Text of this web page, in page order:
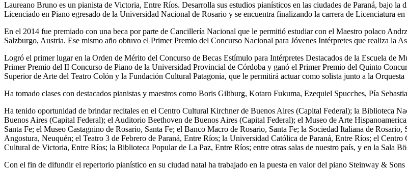
Laureano Bruno es un pianista de Victoria, Entre Ríos. Desarrolla sus estudios pianísticos en las ciudades de Paraná, bajo
Licenciado en Piano egresado de la Universidad Nacional de Rosario y se encuentra finalizando la carrera de Licenciatura
En el 2014 fue premiado con una beca por parte de Cancillería Nacional que le permitió estudiar con el Maestro polaco
Salzburgo, Austria. Ese mismo año obtuvo el Primer Premio del Concurso Nacional para Jóvenes Intérpretes que realiza la
Logró el primer lugar en la Orden de Mérito del Concurso de Becas Estímulo para Intérpretes Destacados de la Escuela de
Primer Premio del II Concurso de Piano de la Universidad Provincial de Córdoba y ganó el Primer Premio del Quinto
Superior de Arte del Teatro Colón y la Fundación Cultural Patagonia, que le permitirá actuar como solista junto a la
Ha tomado clases con destacados pianistas y maestros como Boris Giltburg, Kotaro Fukuma, Ezequiel Spucches, Pía
Ha tenido oportunidad de brindar recitales en el Centro Cultural Kirchner de Buenos Aires (Capital Federal); la Biblioteca
Buenos Aires (Capital Federal); el Auditorio Beethoven de Buenos Aires (Capital Federal); el Museo de Arte
Santa Fe; el Museo Castagnino de Rosario, Santa Fe; el Banco Macro de Rosario, Santa Fe; la Sociedad Italiana de
Angostura, Neuquén; el Teatro 3 de Febrero de Paraná, Entre Ríos; la Universidad Católica de Paraná, Entre Ríos; el
Cultural de Victoria, Entre Ríos; la Biblioteca Popular de La Paz, Entre Ríos; entre otras salas de nuestro país, y en la Sala
Con el fin de difundir el repertorio pianístico en su ciudad natal ha trabajado en la puesta en valor del piano Steinway &